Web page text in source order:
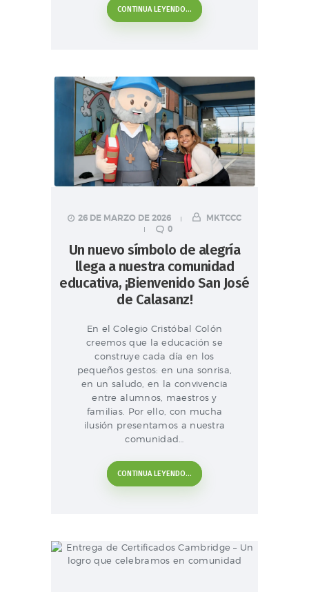
CONTINUA LEYENDO...
26 DE MARZO DE 2026
MKTCCC
0
Un nuevo símbolo de alegría
llega a nuestra comunidad
educativa, ¡Bienvenido San José
de Calasanz!
En el Colegio Cristóbal Colón
creemos que la educación se
construye cada día en los
pequeños gestos: en una sonrisa,
en un saludo, en la convivencia
entre alumnos, maestros y
familias. Por ello, con mucha
ilusión presentamos a nuestra
comunidad…
CONTINUA LEYENDO...